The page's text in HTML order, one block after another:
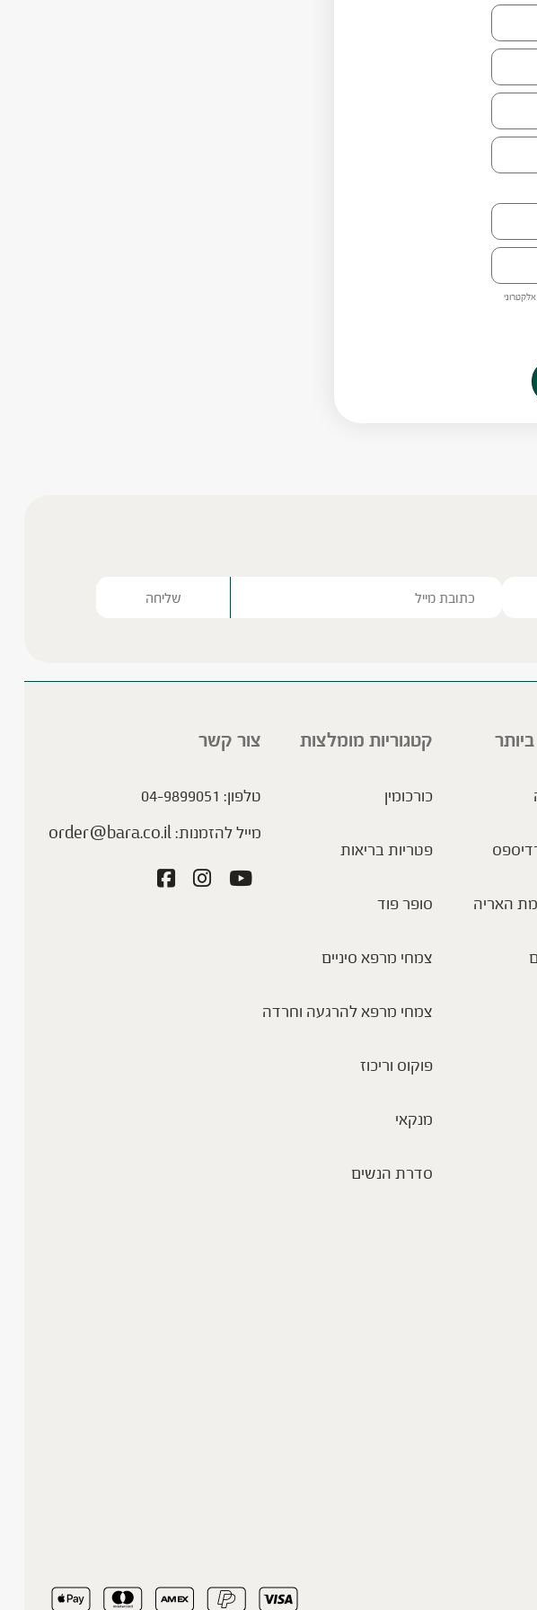
האריה
קטגוריות מומלצות
כורכומין
פטריות בריאות
סופר פוד
צמחי מרפא סיניים
צמחי מרפא להרגעה וחרדה
פוקוס וריכוז
מנקאי
סדרת הנשים
צור קשר
טלפון: 04-9899051
מייל להזמנות:order@bara.co.il